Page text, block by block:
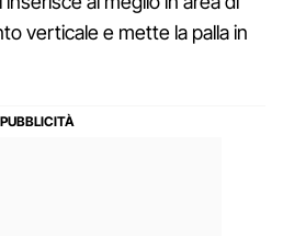
verticale e mette la palla in